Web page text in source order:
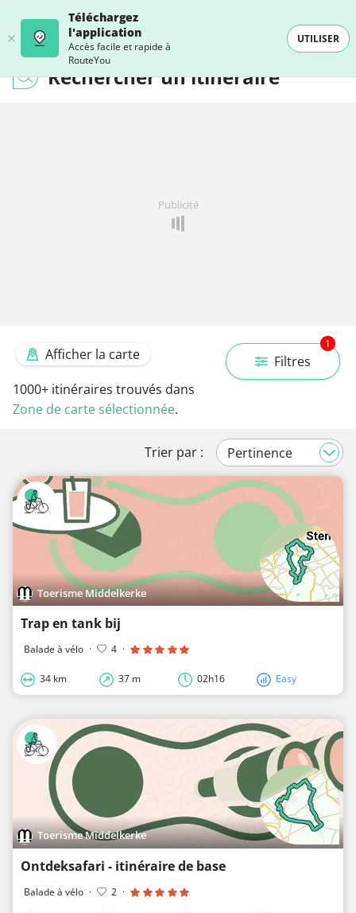
Téléchargez
l'application
Accès facile et rapide à
RouteYou
UTILISER
Rechercher un itinéraire
Publicité
Filtres
1
Afficher la carte
1000+ itinéraires trouvés dans
Zone de carte sélectionnée.
Trier par :
Toerisme Middelkerke
Trap en tank bij
Balade à vélo · 4 ·
34 km 37 m 02h16 Easy
Toerisme Middelkerke
Ontdeksafari - itinéraire de base
Balade à vélo · 2 ·